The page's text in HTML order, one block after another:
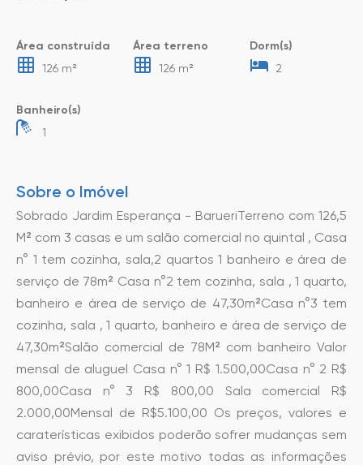
Área construída
126 m²
Área terreno
126 m²
Dorm(s)
2
Banheiro(s)
1
Sobre o Imóvel
Sobrado Jardim Esperança - BarueriTerreno com 126,5
M² com 3 casas e um salão comercial no quintal , Casa
n° 1 tem cozinha, sala,2 quartos 1 banheiro e área de
serviço de 78m² Casa n°2 tem cozinha, sala , 1 quarto,
banheiro e área de serviço de 47,30m²Casa n°3 tem
cozinha, sala , 1 quarto, banheiro e área de serviço de
47,30m²Salão comercial de 78M² com banheiro Valor
mensal de aluguel Casa n° 1 R$ 1.500,00Casa n° 2 R$
800,00Casa n° 3 R$ 800,00 Sala comercial R$
2.000,00Mensal de R$5.100,00 Os preços, valores e
caraterísticas exibidos poderão sofrer mudanças sem
aviso prévio, por este motivo todas as informações